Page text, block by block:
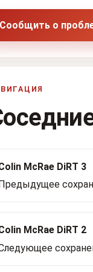
Сообщить о
McRae DiRT 3
McRae DiRT 2